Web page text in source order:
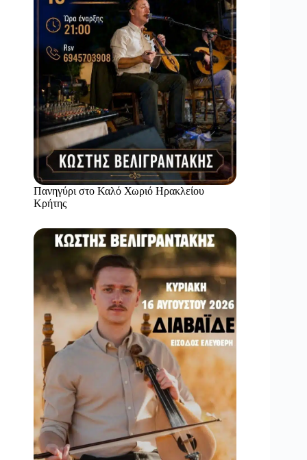
Πανηγύρι στο Καλό Χωριό Ηρακλείου
Κρήτης